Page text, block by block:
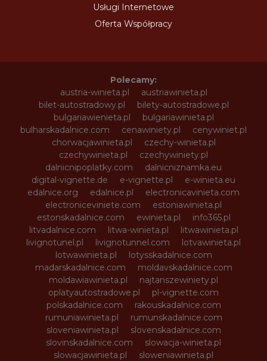
Usługi Internetowe
Oferta Współpracy
Polecamy:
austria-winieta.pl
austriawinieta.pl
bilet-autostradowy.pl
bilety-autostradowe.pl
bulgariawienieta.pl
bulgariawinieta.pl
bulharskadalnice.com
cenawiniety.pl
cenywiniet.pl
chorwacjawinieta.pl
czechy-winieta.pl
czechywinieta.pl
czechywiniety.pl
dalnicnipoplatky.com
dalnicniznamka.eu
digital-vignette.de
e-vignette.pl
e-winieta.eu
edalnice.org
edalnice.pl
electronicavinieta.com
electroniceviniete.com
estoniawinieta.pl
estonskadalnice.com
ewinieta.pl
info365.pl
litvadalnice.com
litwa-winieta.pl
litwawinieta.pl
livignotunel.pl
livignotunnel.com
lotvawinieta.pl
lotwawinieta.pl
lotysskadalnice.com
madarskadalnice.com
moldavskadalnice.com
moldawiawinieta.pl
najtanszewiniety.pl
oplatyautostradowe.pl
pl-vignette.com
polskadalnice.com
rakouskadalnice.com
rumuniawinieta.pl
rumunskadalnice.com
sloveniawinieta.pl
slovenskadalnice.com
slovinskadalnice.com
slowacja-winieta.pl
slowacjawinieta.pl
sloweniawinieta.pl